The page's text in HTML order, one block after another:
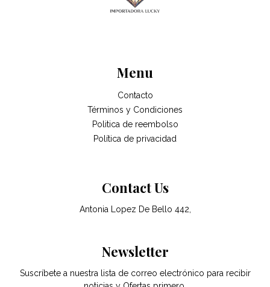
Menu
Contacto
Términos y Condiciones
Politica de reembolso
Política de privacidad
Contact Us
Antonia Lopez De Bello 442,
Newsletter
Suscríbete a nuestra lista de correo electrónico para recibir